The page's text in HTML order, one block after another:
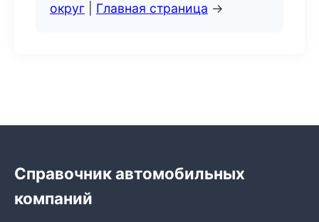
округ
Главная страница →
Справочник автомобильных
компаний